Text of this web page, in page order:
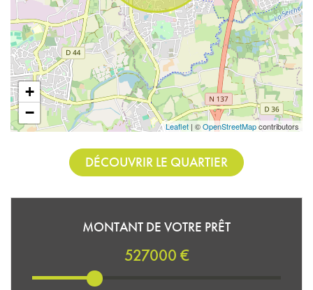
+
−
Leaflet | ©OpenStreetMapcontributors
DÉCOUVRIR LE QUARTIER
MONTANT DE VOTRE PRÊT
527000 €